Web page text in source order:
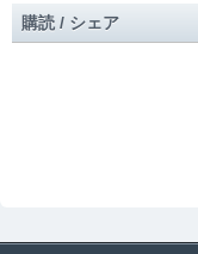
購読 / シェア